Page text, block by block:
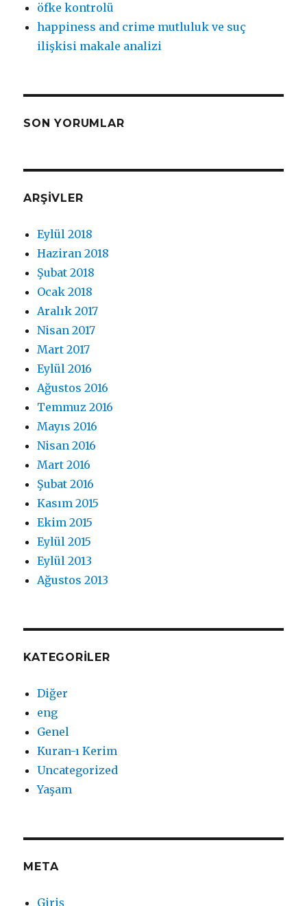
öfke kontrolü
happiness and crime mutluluk ve suç
ilişkisi makale analizi
SON YORUMLAR
ARŞIVLER
Eylül 2018
Haziran 2018
Şubat 2018
Ocak 2018
Aralık 2017
Nisan 2017
Mart 2017
Eylül 2016
Ağustos 2016
Temmuz 2016
Mayıs 2016
Nisan 2016
Mart 2016
Şubat 2016
Kasım 2015
Ekim 2015
Eylül 2015
Eylül 2013
Ağustos 2013
KATEGORILER
Diğer
eng
Genel
Kuran-ı Kerim
Uncategorized
Yaşam
META
Giriş